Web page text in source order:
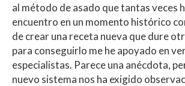
al método de asado que tantas veces
encuentro en un momento histórico
de crear una receta nueva que dure
para conseguirlo me he apoyado en
especialistas. Parece una anécdota,
nuevo sistema nos ha exigido